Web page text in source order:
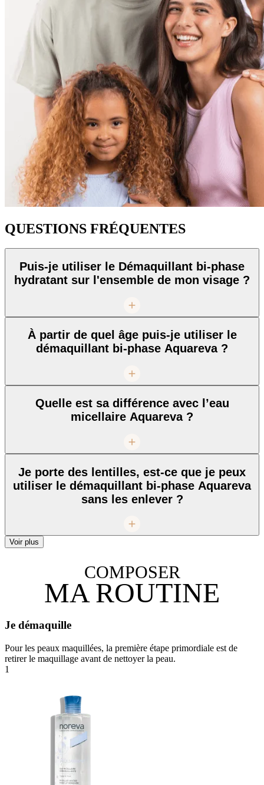
QUESTIONS FRÉQUENTES
Puis-je utiliser le Démaquillant bi-phase
hydratant sur l'ensemble de mon visage ?
À partir de quel âge puis-je utiliser le
démaquillant bi-phase Aquareva ?
Quelle est sa différence avec l’eau
micellaire Aquareva ?
Je porte des lentilles, est-ce que je peux
utiliser le démaquillant bi-phase Aquareva
sans les enlever ?
Voir plus
COMPOSER
MA ROUTINE
Je démaquille
Pour les peaux maquillées, la première étape primordiale est de
retirer le maquillage avant de nettoyer la peau.
1